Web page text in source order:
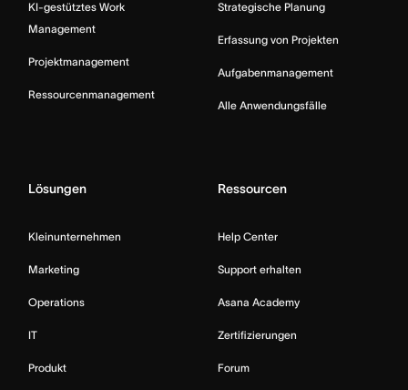
KI-gestütztes Work
Management
Projektmanagement
Ressourcenmanagement
Strategische Planung
Erfassung von Projekten
Aufgabenmanagement
Alle Anwendungsfälle
Lösungen
Kleinunternehmen
Marketing
Operations
IT
Produkt
Ressourcen
Help Center
Support erhalten
Asana Academy
Zertifizierungen
Forum